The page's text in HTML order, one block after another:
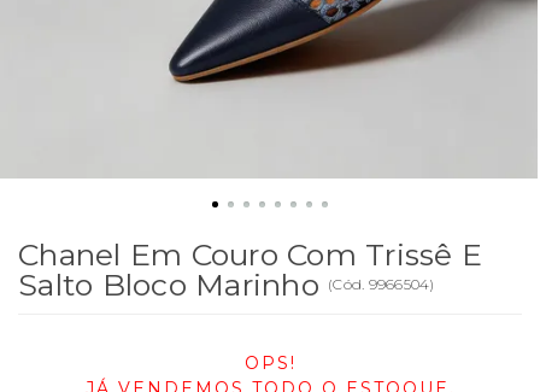
Chanel Em Couro Com Trissê E
Salto Bloco Marinho (Cód. 9966504)
OPS!